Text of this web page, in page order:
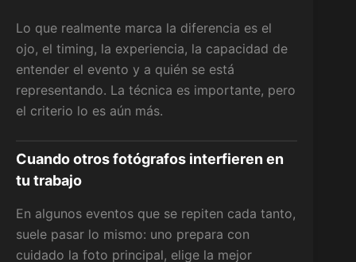
Lo que realmente marca la diferencia es el
ojo, el timing, la experiencia, la capacidad de
entender el evento y a quién se está
representando. La técnica es importante, pero
el criterio lo es aún más.
Cuando otros fotógrafos interfieren en
tu trabajo
En algunos eventos que se repiten cada tanto,
suele pasar lo mismo: uno prepara con
cuidado la foto principal, elige la mejor